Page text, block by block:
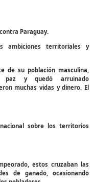
Paraguay.
ambiciones territoriales y
de su población masculina,
paz y quedó arruinado
muchas vidas y dinero. El
sobre los territorios
estos cruzaban las
de ganado, ocasionando